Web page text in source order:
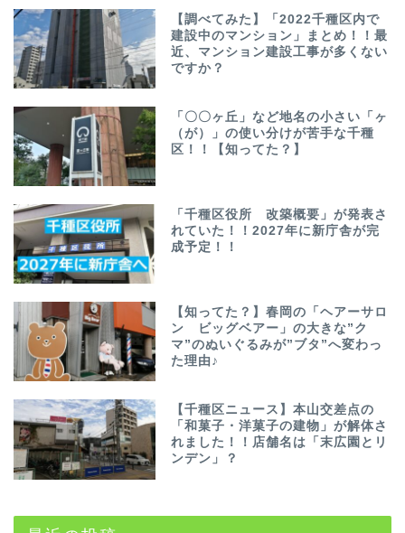
【調べてみた】「2022千種区内で
建設中のマンション」まとめ！！最
近、マンション建設工事が多くない
ですか？
「〇〇ヶ丘」など地名の小さい「ヶ
（が）」の使い分けが苦手な千種
区！！【知ってた？】
「千種区役所 改築概要」が発表さ
れていた！！2027年に新庁舎が完
成予定！！
【知ってた？】春岡の「ヘアーサロ
ン ビッグベアー」の大きな”ク
マ”のぬいぐるみが”ブタ”へ変わっ
た理由♪
【千種区ニュース】本山交差点の
「和菓子・洋菓子の建物」が解体さ
れました！！店舗名は「末広園とリ
ンデン」？